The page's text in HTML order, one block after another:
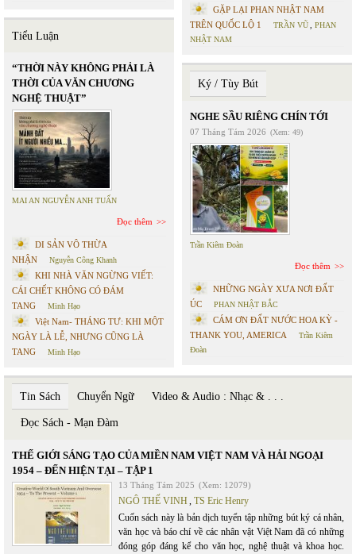
Tiểu Luận
“THỜI NÀY KHÔNG PHẢI LÀ
THỜI CỦA VĂN CHƯƠNG
NGHỆ THUẬT”
MAI AN NGUYỄN ANH TUẤN
Đọc thêm
DI SẢN VÔ THỪA
NHẬN
Nguyễn Công Khanh
KHI NHÀ VĂN NGỪNG VIẾT:
CÁI CHẾT KHÔNG CÓ ĐÁM
TANG
Minh Hạo
Việt Nam- THÁNG TƯ: KHI MỘT
NGÀY LÀ LỄ, NHƯNG CŨNG LÀ
TANG
Minh Hạo
GẶP LẠI PHAN NHẬT NAM
TRÊN QUỐC LỘ 1
TRẦN VŨ
PHAN
NHẬT NAM
Ký / Tùy Bút
NGHE SẦU RIÊNG CHÍN TỚI
07 Tháng Tám 2026 (Xem: 49)
Trần Kiêm Đoàn
Đọc thêm
NHỮNG NGÀY XƯA NƠI ĐẤT
ÚC
PHAN NHẬT BẮC
CÁM ƠN ĐẤT NƯỚC HOA KỲ -
THANK YOU, AMERICA
Trần Kiêm
Đoàn
Tin Sách Chuyển Ngữ Video & Audio : Nhạc & . . .
Đọc Sách - Mạn Đàm
THẾ GIỚI SÁNG TẠO CỦA MIỀN NAM VIỆT NAM VÀ HẢI NGOẠI
1954 – ĐẾN HIỆN TẠI – TẬP 1
13 Tháng Tám 2025 (Xem: 12079)
NGÔ THẾ VINH, TS Eric Henry
Cuốn sách này là bản dịch tuyển tập những bút ký cá nhân,
văn học và báo chí về các nhân vật Việt Nam đã có những
đóng góp đáng kể cho văn học, nghệ thuật và khoa học.